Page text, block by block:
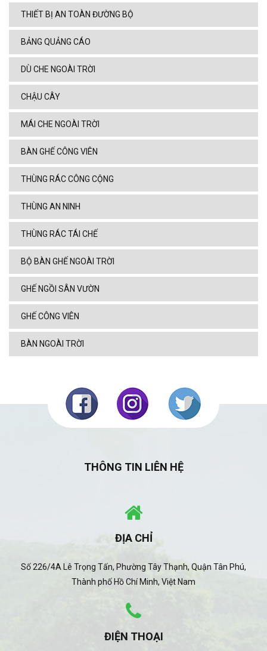
THIẾT BỊ AN TOÀN ĐƯỜNG BỘ
BẢNG QUẢNG CÁO
DÙ CHE NGOÀI TRỜI
CHẬU CÂY
MÁI CHE NGOÀI TRỜI
BÀN GHẾ CÔNG VIÊN
THÙNG RÁC CÔNG CỘNG
THÙNG AN NINH
THÙNG RÁC TÁI CHẾ
BỘ BÀN GHẾ NGOÀI TRỜI
GHẾ NGỒI SÂN VƯỜN
GHẾ CÔNG VIÊN
BÀN NGOÀI TRỜI
THÔNG TIN LIÊN HỆ
ĐỊA CHỈ
Số 226/4A Lê Trọng Tấn, Phường Tây Thạnh, Quận Tân Phú,
Thành phố Hồ Chí Minh, Việt Nam
ĐIỆN THOẠI